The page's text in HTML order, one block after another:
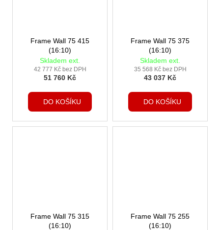
Frame Wall 75 415
(16:10)
Skladem ext.
42 777 Kč bez DPH
51 760 Kč
DO KOŠÍKU
Frame Wall 75 375
(16:10)
Skladem ext.
35 568 Kč bez DPH
43 037 Kč
DO KOŠÍKU
Frame Wall 75 315
(16:10)
Frame Wall 75 255
(16:10)